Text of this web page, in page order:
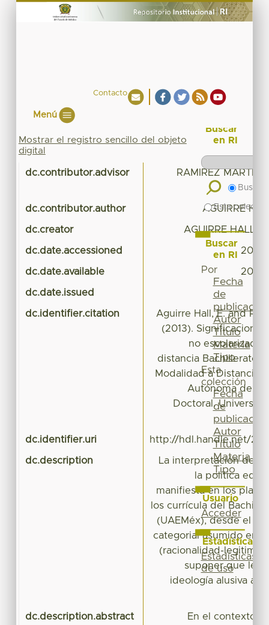
Contacto
Menú
Mostrar el registro sencillo del objeto
digital
dc.contributor.advisor RAMIREZ
dc.contributor.author AGUIRRE
dc.creator AGUIRRE HALL,
dc.date.accessioned
dc.date.available
dc.date.issued
dc.identifier.citation
Aguirre Hall, E. and
(2013).
no escolarizada
distancia Bachillerato
Modalidad a Distancia
Autónoma del
Doctoral.
dc.identifier.uri http://hdl.handle.net/
dc.description
La interpretación de
la política
manifiesta en los
los currícula del
(UAEMéx), desde el
categorial asumido en
(racionalidad-
suponer que les
ideología alusiva a
dc.description.abstract
En el contexto
Buscar
en RI
Buscar
Esta
Buscar
en RI
Por
Fecha
de
publicación
Autor
Título
Materia
Tipo
Esta
colección
Fecha
de
publicación
Autor
Título
Materia
Tipo
Usuario
Acceder
Estadísticas
Estadísticas
de uso